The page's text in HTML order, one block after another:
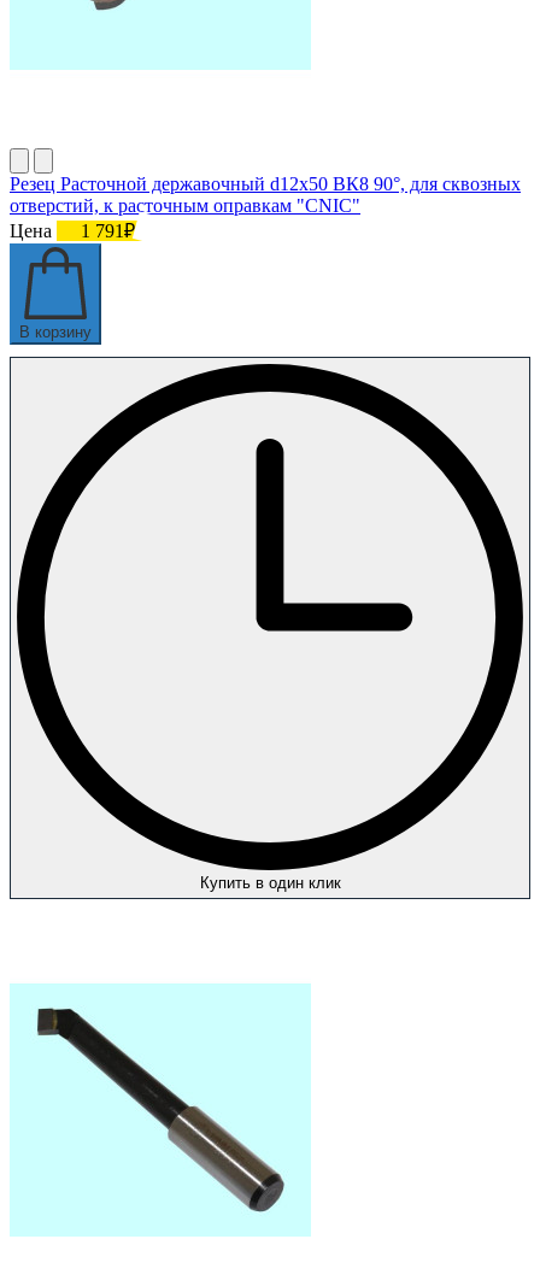
Резец Расточной державочный d12х50 ВК8 90°, для сквозных
отверстий, к расточным оправкам "CNIC"
Цена
1 791₽
В корзину
Купить в один клик